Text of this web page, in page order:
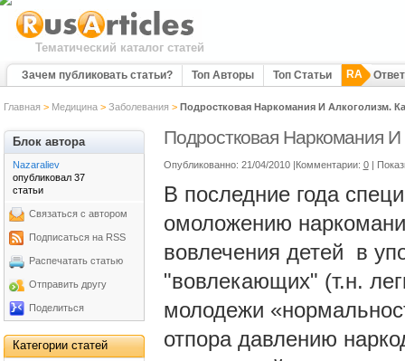
Тематический каталог статей
Зачем публиковать статьи? Топ Авторы Топ Статьи RA
Главная > Медицина> Заболевания > Подростковая Наркомания И Алкоголизм.
Подростковая Наркомания
Опубликованно: 21/04/2010 |Комментарии: 0 |
В последние года
омоложению
вовлечения детей в
"вовлекающих" (т.н.
молодежи
отпора давлению
Блок автора
Nazaraliev
опубликовал 37
статьи
Связаться с автором
Подписаться на RSS
Распечатать статью
Отправить другу
Поделиться
Категории статей